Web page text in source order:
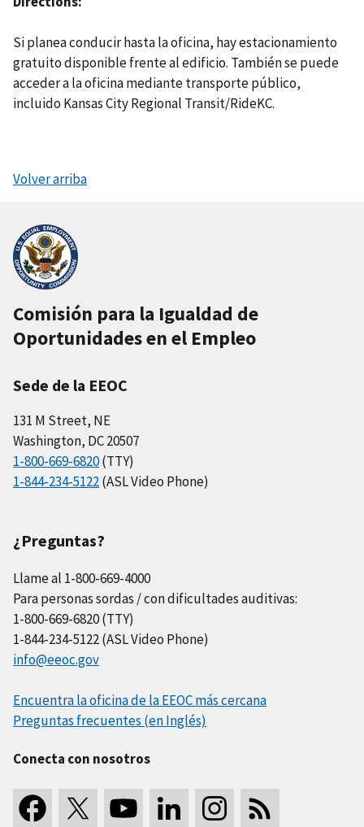
Si planea conducir hasta la oficina, hay estacionamiento
gratuito disponible frente al edificio. También se puede
acceder a la oficina mediante transporte público,
incluido Kansas City Regional Transit/RideKC.
Volver arriba
Comisión para la Igualdad de
Oportunidades en el Empleo
Sede de la EEOC
131 M Street, NE
Washington, DC 20507
1-800-669-6820(TTY)
1-844-234-5122(ASL Video Phone)
¿Preguntas?
Llame al 1-800-669-4000
Para personas sordas / con dificultades auditivas:
1-800-669-6820 (TTY)
1-844-234-5122 (ASL Video Phone)
info@eeoc.gov
Encuentra la oficina de la EEOC más cercana
Preguntas frecuentes (en Inglés)
Conecta con nosotros